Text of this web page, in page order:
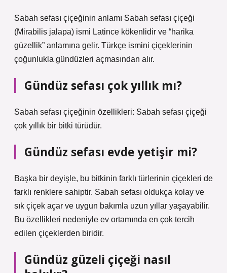
Sabah sefası çiçeğinin anlamı Sabah sefası çiçeği
(Mirabilis jalapa) ismi Latince kökenlidir ve “harika
güzellik” anlamına gelir. Türkçe ismini çiçeklerinin
çoğunlukla gündüzleri açmasından alır.
Gündüz sefası çok yıllık mı?
Sabah sefası çiçeğinin özellikleri: Sabah sefası çiçeği
çok yıllık bir bitki türüdür.
Gündüz sefası evde yetişir mi?
Başka bir deyişle, bu bitkinin farklı türlerinin çiçekleri de
farklı renklere sahiptir. Sabah sefası oldukça kolay ve
sık çiçek açar ve uygun bakımla uzun yıllar yaşayabilir.
Bu özellikleri nedeniyle ev ortamında en çok tercih
edilen çiçeklerden biridir.
Gündüz güzeli çiçeği nasıl